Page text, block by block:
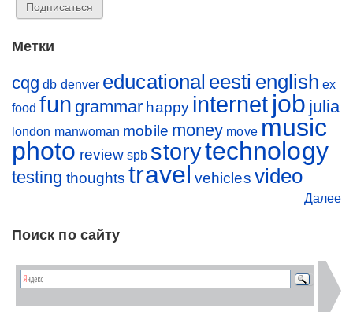
Метки
cqg db denver educational eesti english ex
food fun grammar happy internet job julia
london manwoman mobile money move music
photo review spb storytechnology
testing thoughts travel vehicles video
Далее
Поиск по сайту